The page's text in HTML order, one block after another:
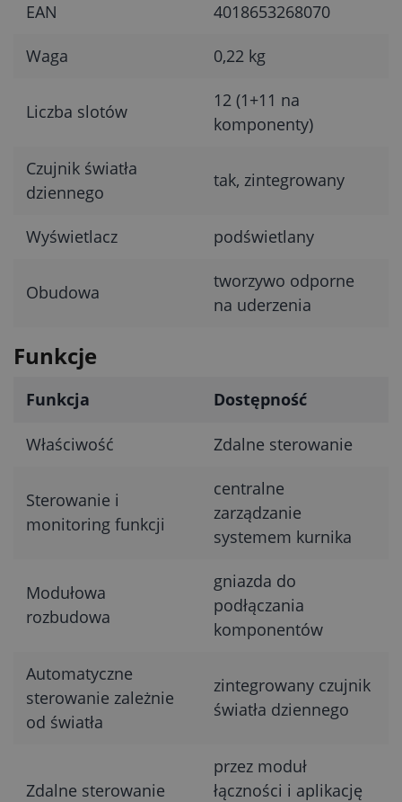
EAN 4018653268070
Waga 0,22 kg
Liczba slotów
12 (1+11 na
komponenty)
Czujnik światła
dziennego
tak, zintegrowany
Wyświetlacz podświetlany
Obudowa
tworzywo odporne
na uderzenia
Funkcje
Funkcja Dostępność
Właściwość Zdalne sterowanie
Sterowanie i
monitoring funkcji
centralne
zarządzanie
systemem kurnika
Modułowa
rozbudowa
gniazda do
podłączania
komponentów
Automatyczne
sterowanie zależnie
od światła
zintegrowany czujnik
światła dziennego
Zdalne sterowanie
przez moduł
łączności i aplikację